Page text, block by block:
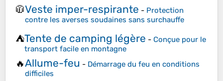
🧥Veste imper-respirante - Protection
contre les averses soudaines sans surchauffe
⛺Tente de camping légère - Conçue pour le
transport facile en montagne
🔥Allume-feu - Démarrage du feu en conditions
difficiles